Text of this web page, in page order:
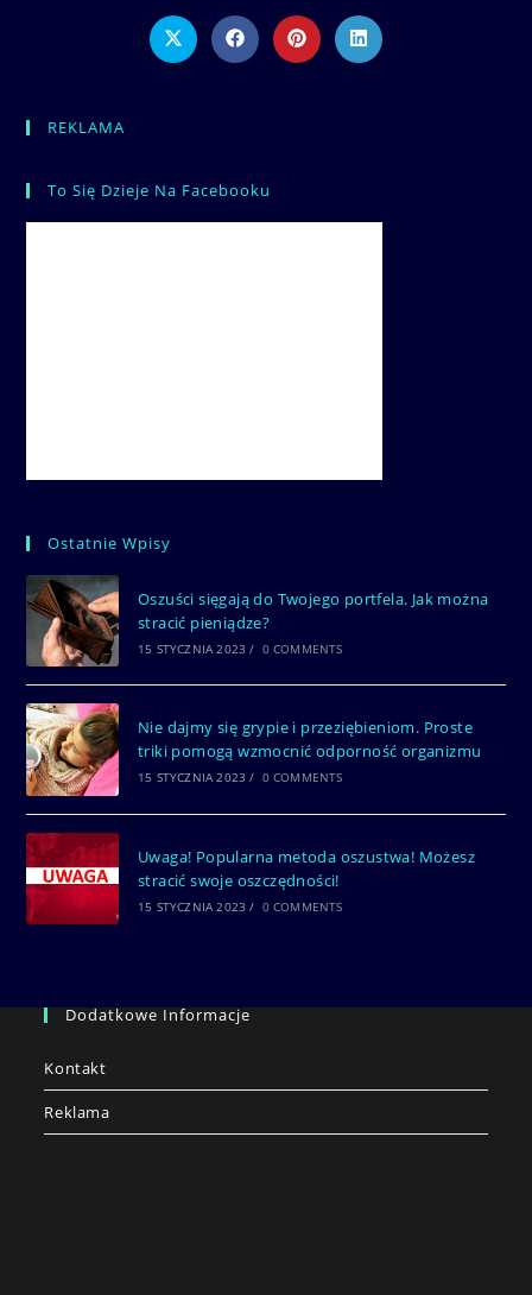
CONTENT
Opens
in
Opens
in
Opens
in
Opens
in
REKLAMA
To Się Dzieje Na Facebooku
Ostatnie Wpisy
Oszuści sięgają do Twojego portfela. Jak można
stracić pieniądze?
15 STYCZNIA 2023 / 0 COMMENTS
Nie dajmy się grypie i przeziębieniom. Proste
triki pomogą wzmocnić odporność organizmu
15 STYCZNIA 2023 / 0 COMMENTS
Uwaga! Popularna metoda oszustwa! Możesz
stracić swoje oszczędności!
15 STYCZNIA 2023 / 0 COMMENTS
Dodatkowe Informacje
Kontakt
Reklama